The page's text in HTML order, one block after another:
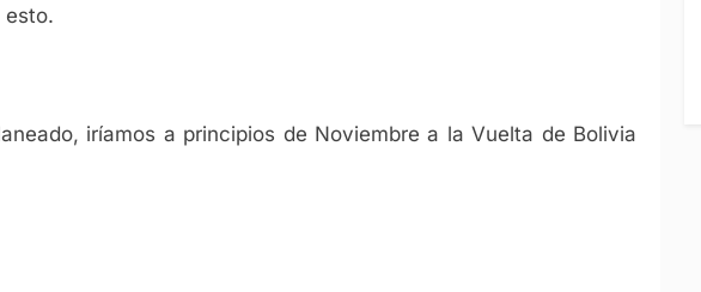
esto.
iríamos a principios de Noviembre a la Vuelta de Bolivia